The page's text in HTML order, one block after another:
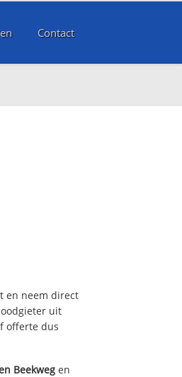
Contact
en neem direct
uit
offerte dus
Beekweg en